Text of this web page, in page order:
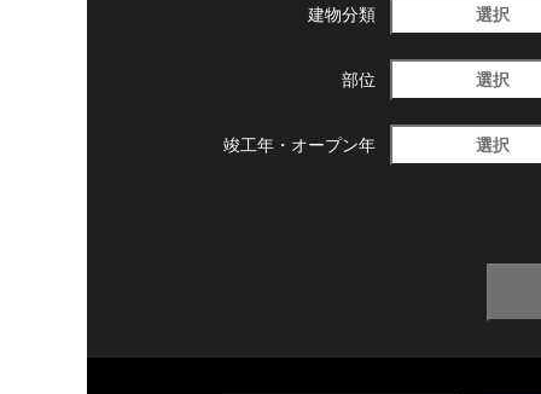
建物分類 選択
部位 選択
竣工年・ オープン年 選択